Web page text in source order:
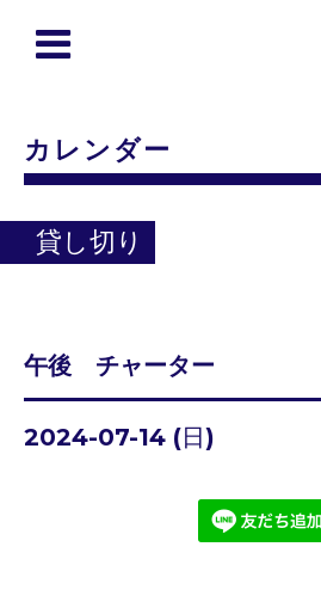
カレンダー
貸し切り
午後 チャーター
2024-07-14 (日)